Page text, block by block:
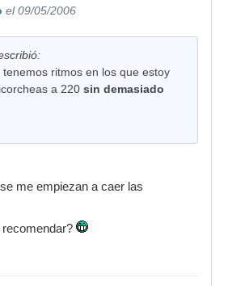
el 09/05/2006
ritmos en los que estoy
a 220 sin demasiado
me empiezan a caer las